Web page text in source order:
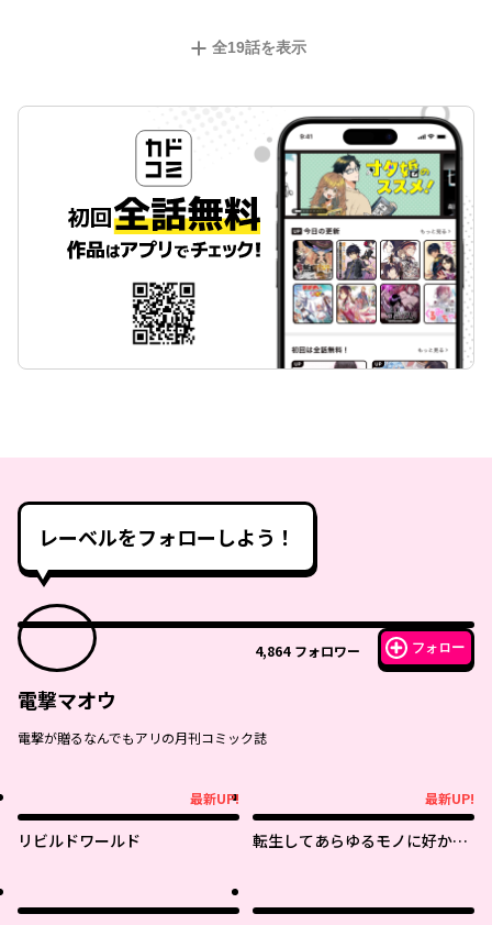
全19話を表示
レーベルをフォローしよう！
4,864 フォロワー フォロー
電撃マオウ
電撃が贈るなんでもアリの月刊コミック誌
最新UP!
リビルドワールド
最新UP!
転生してあらゆるモノに好かれ